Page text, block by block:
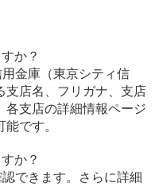
か？
金庫（東京シティ信
支店名、フリガナ、支店
各支店の詳細情報ページ
です。
か？
できます。さらに詳細